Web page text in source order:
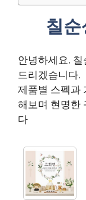
칠
안녕하세요.
드리겠습니다.
제품별 스펙과
해보며 현명한
다